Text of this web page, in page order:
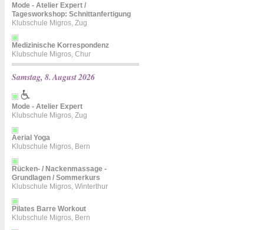
Mode - Atelier Expert /
Tagesworkshop: Schnittanfertigung
Klubschule Migros, Zug
Medizinische Korrespondenz
Klubschule Migros, Chur
Samstag, 8. August 2026
Mode - Atelier Expert
Klubschule Migros, Zug
Aerial Yoga
Klubschule Migros, Bern
Rücken- / Nackenmassage -
Grundlagen / Sommerkurs
Klubschule Migros, Winterthur
Pilates Barre Workout
Klubschule Migros, Bern